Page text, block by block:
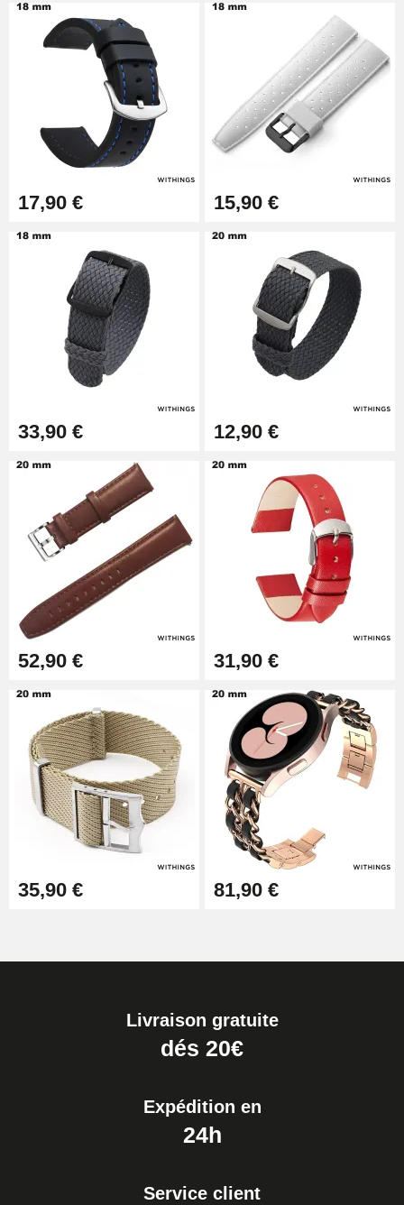
Pied à Coulisse Numérique
9,90 €
Pince à Poinçonner (pince trou)
57,42 €
Pince Trou pour Bracelet de
Kit Horlogerie Débutant
26,90 €
Boîte Pompe Bracelet Montre -
Boîte Pompe pour Bracelet
Montre - Diamètre 1,80 mm - 8 à
19,90 €
Extracteur de Bracelet de
17,90 € 15,90 €
33,90 € 12,90 €
52,90 € 31,90 €
35,90 € 81,90 €
Livraison gratuite
dés 20€
Expédition en
24h
Service client